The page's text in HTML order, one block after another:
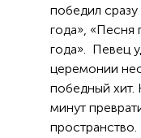
победил
года», «Песня
года». Певец
церемонии
победный хит.
минут